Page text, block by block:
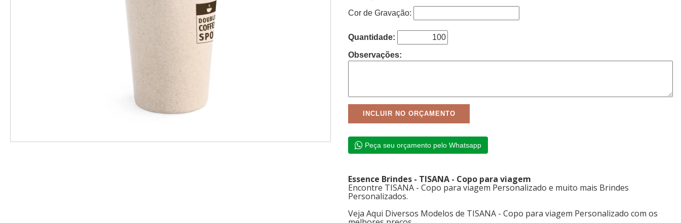
Cor de Gravação:
Quantidade:
Observações:
Peça seu orçamento pelo Whatsapp
Essence Brindes - TISANA - Copo para viagem
Encontre TISANA - Copo para viagem Personalizado e muito mais Brindes
Personalizados.
Veja Aqui Diversos Modelos de TISANA - Copo para viagem Personalizado com os